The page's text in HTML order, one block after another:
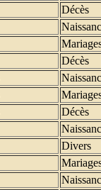
Décès
Décès
Décès
Divers